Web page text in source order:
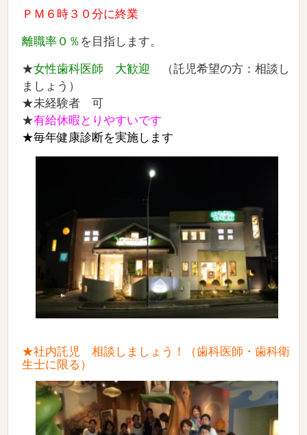
ＰＭ６時３０分に終業
離職率０％ を目指します。
★女性歯科医師 大歓迎
（託児希望の方：相談し
ましょう）
★未経験者 可
★有給休暇とりやすいです
★毎年健康診断を実施します
★社内託児 相談しましょう！（歯科医師・歯科衛
生士に限る）